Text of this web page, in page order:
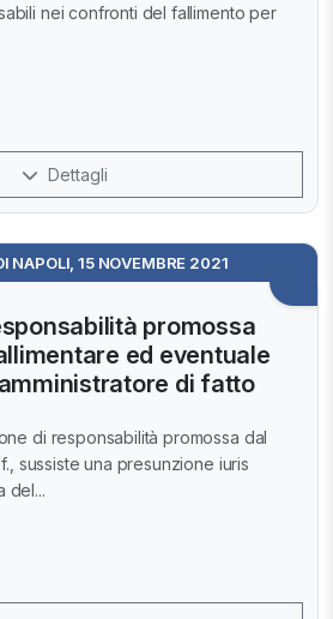
nei confronti del fallimento per
Dettagli
NAPOLI, 15 NOVEMBRE 2021
promossa
ed eventuale
di fatto
di responsabilità promossa dal
sussiste una presunzione iuris
del...